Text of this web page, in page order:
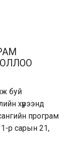
буй
хүрээнд
програм
р сарын 21,